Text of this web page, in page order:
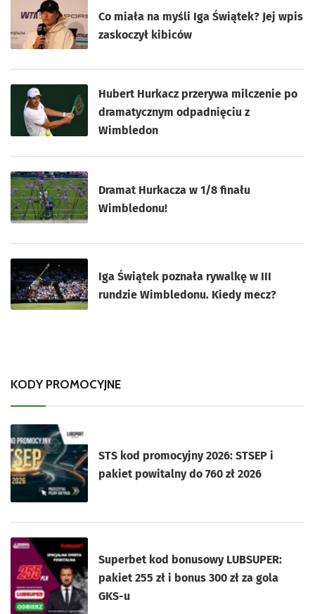
Co miała na myśli Iga Świątek? Jej wpis
zaskoczył kibiców
Hubert Hurkacz przerywa milczenie po
dramatycznym odpadnięciu z
Wimbledon
Dramat Hurkacza w 1/8 finału
Wimbledonu!
Iga Świątek poznała rywalkę w III
rundzie Wimbledonu. Kiedy mecz?
KODY PROMOCYJNE
STS kod promocyjny 2026: STSEP i
pakiet powitalny do 760 zł 2026
Superbet kod bonusowy LUBSUPER:
pakiet 255 zł i bonus 300 zł za gola
GKS-u